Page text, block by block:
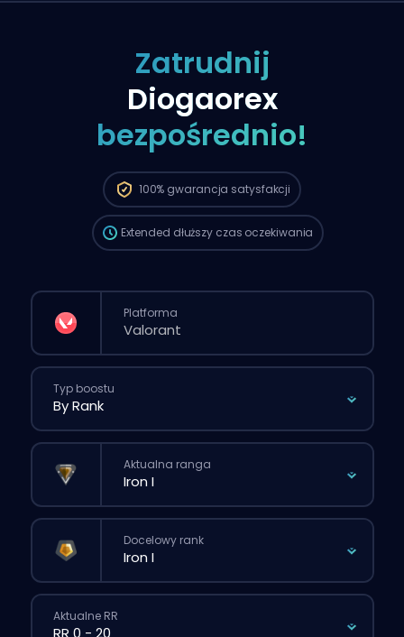
Zatrudnij
Diogaorex
bezpośrednio!
100% gwarancja satysfakcji
Zlecenie zostanie automatycznie
przypisane do tego boostera, więc czas
standardowym zamówieniu złożonym
przez stronę.
Extended dłuższy czas oczekiwania
Platforma
Typ boostu
Aktualna ranga
Docelowy rank
Aktualne RR